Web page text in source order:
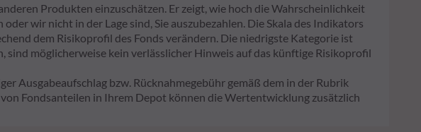
Produkten einzuschätzen. Er zeigt, wie hoch die Wahrscheinlichkeit
wir nicht in der Lage sind, Sie auszubezahlen. Die Skala des Indikators
dem Risikoprofil des Fonds verändern. Die niedrigste Kategorie ist
möglicherweise kein verlässlicher Hinweis auf das künftige Risikoprofil
Ausgabeaufschlag bzw. Rücknahmegebühr gemäß dem in der Rubrik
Fondsanteilen in Ihrem Depot können die Wertentwicklung zusätzlich